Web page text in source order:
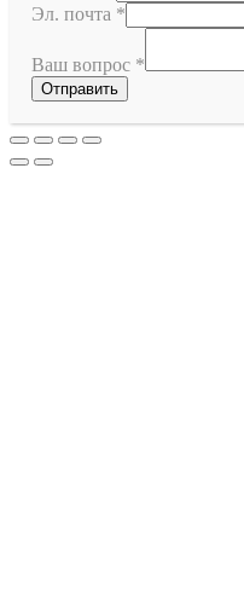
Эл. почта *
Ваш вопрос *
Отправить